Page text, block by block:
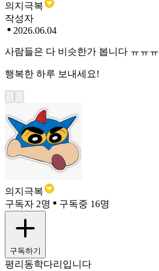
의지극복
작성자
2026.06.04
사람들은 다 비슷한가 봅니다 ㅠㅠㅠ
행복한 하루 보내세요!
의지극복
구독자 2명
구독중 16명
구독하기
평리동학다리입니다